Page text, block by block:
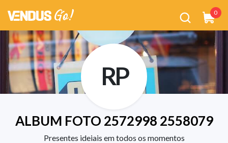
0
RP
ALBUM FOTO 2572998 2558079
Presentes ideiais em todos os momentos